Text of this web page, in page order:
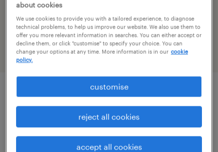
кількість пропозицій роботи в місцевості Jelcz-
Laskowice, Dolnośląskie: 1
фильтр 1
працівник виробництва/працівниця
виробництва
about cookies
We use cookies to provide you with a tailored experience, to diagnose
technical problems, to help us improve our website. We also use them to
offer you more relevant information in searches. You can either accept or
decline them, or click "customise" to specify your choice. You can
change your options at any time. More information is in our cookie
policy.
accept all cookies
reject all cookies
customise